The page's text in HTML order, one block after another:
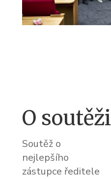
O soutěži
Soutěž o
nejlepšího
zástupce ředitele